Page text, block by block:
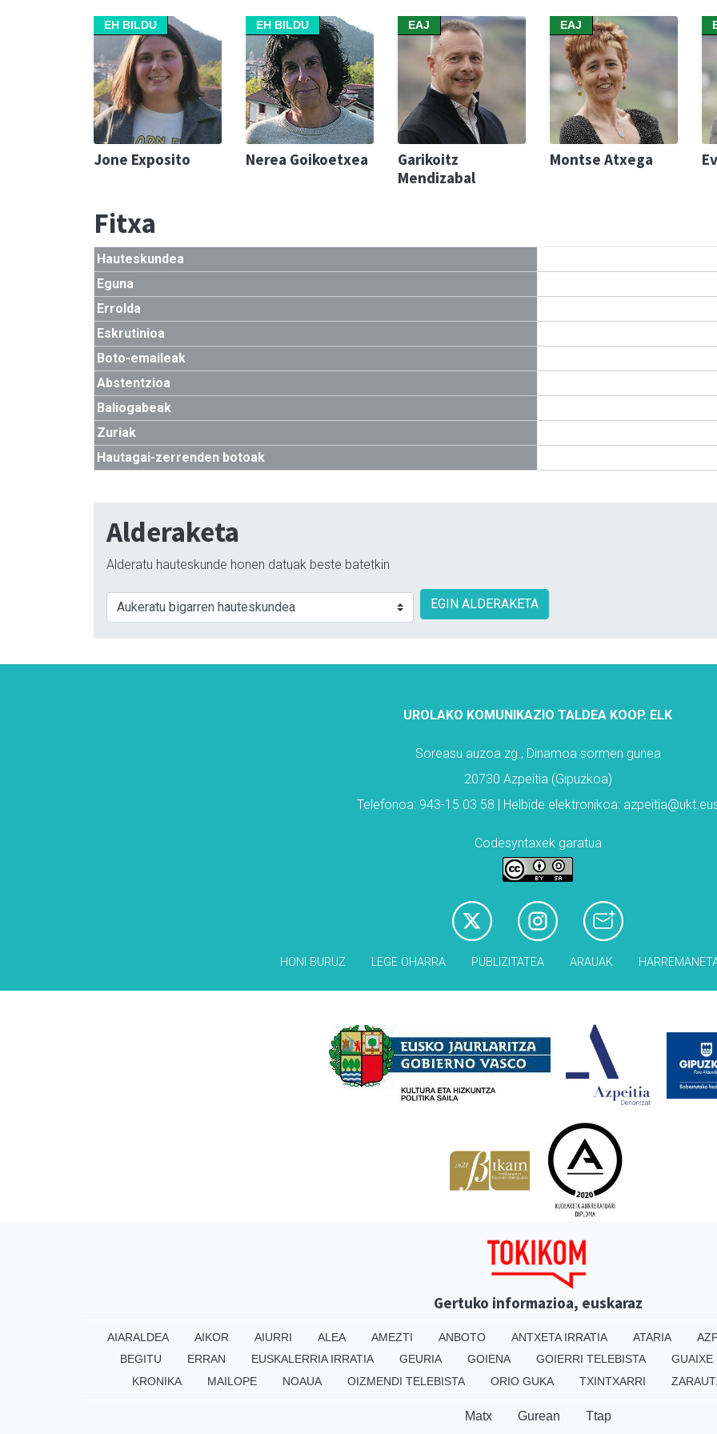
EH BILDU
Jone Exposito
EH BILDU
Nerea Goikoetxea
EAJ
Garikoitz
Mendizabal
EAJ
Montse Atxega
Fitxa
Hauteskundea
Eguna
Errolda
Eskrutinioa
Boto-emaileak
Abstentzioa
Baliogabeak
Zuriak
Hautagai-zerrenden botoak
Alderaketa
Alderatu hauteskunde honen datuak beste batetkin
EGIN ALDERAKETA
UROLAKO KOMUNIKAZIO TALDEA KOOP. ELK
Soreasu auzoa zg., Dinamoa sormen gunea
20730 Azpeitia (Gipuzkoa)
Telefonoa: 943-15 03 58 | Helbide elektronikoa:
Codesyntaxek garatua
HONI BURUZ LEGE OHARRA PUBLIZITATEA ARAUAK
Gertuko informazioa, euskaraz
AIARALDEA AIKOR AIURRI ALEA AMEZTI ANBOTO ANTXETA IRRATIA ATARIA
BEGITU
ERRAN EUSKALERRIA IRRATIA GEURIA GOIENA GOIERRI TELEBISTA GUAIXE
KRONIKA
MAILOPE NOAUA OIZMENDI TELEBISTA ORIO GUKA TXINTXARRI
Matx Gurean Ttap